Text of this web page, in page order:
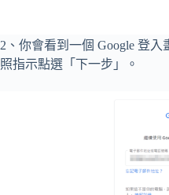
2、你會看到一個 Google 登入
照指示點選「下一步」。